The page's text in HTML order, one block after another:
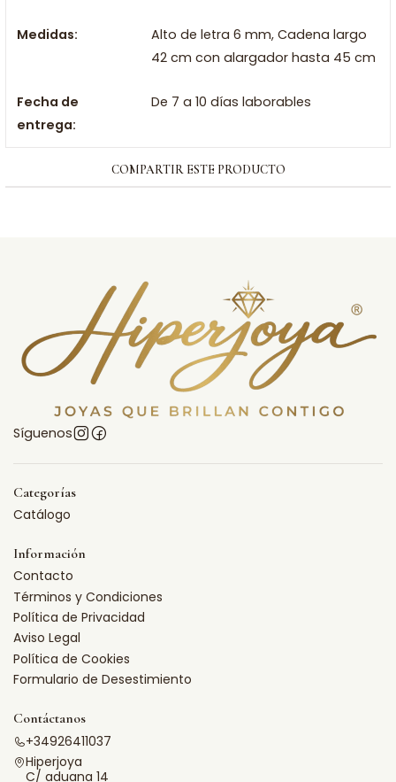
Medidas:
Alto de letra 6 mm, Cadena largo
42 cm con alargador hasta 45 cm
Fecha de
entrega:
De 7 a 10 días laborables
COMPARTIR ESTE PRODUCTO
Síguenos
Categorías
Catálogo
Información
Contacto
Términos y Condiciones
Política de Privacidad
Aviso Legal
Política de Cookies
Formulario de Desestimiento
Contáctanos
+34926411037
Hiperjoya
C/ aduana 14